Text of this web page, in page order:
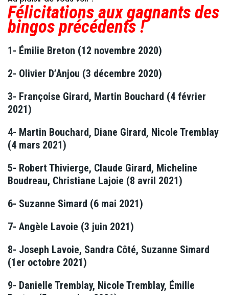
Félicitations aux gagnants des
bingos précédents !
1- Émilie Breton (12 novembre 2020)
2- Olivier D’Anjou (3 décembre 2020)
3- Françoise Girard, Martin Bouchard (4 février
2021)
4- Martin Bouchard, Diane Girard, Nicole Tremblay
(4 mars 2021)
5- Robert Thivierge, Claude Girard, Micheline
Boudreau, Christiane Lajoie (8 avril 2021)
6- Suzanne Simard (6 mai 2021)
7- Angèle Lavoie (3 juin 2021)
8- Joseph Lavoie, Sandra Côté, Suzanne Simard
(1er octobre 2021)
9- Danielle Tremblay, Nicole Tremblay, Émilie